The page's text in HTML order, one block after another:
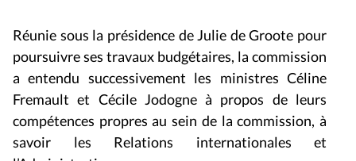
Réunie sous la présidence de Julie de Groote pour
poursuivre ses travaux budgétaires, la commission
a entendu successivement les ministres Céline
Fremault et Cécile Jodogne à propos de leurs
compétences propres au sein de la commission, à
savoir les Relations internationales et